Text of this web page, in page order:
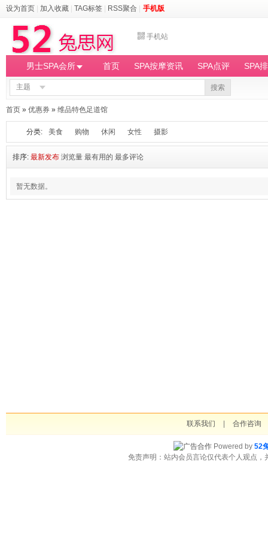
设为首页 加入收藏 TAG标签 RSS聚合 手机版
手机站
男士SPA会所 首页 SPA按摩资讯 SPA点评 SPA
主题 搜索
首页 » 优惠券 » 维品特色足道馆
分类: 美食 购物 休闲 女性 摄影
排序: 最新发布 浏览量 最有用的 最多评论
暂无数据。
联系我们 合作咨询
Powered by 52
免责声明：站内会员言论仅代表个人观点